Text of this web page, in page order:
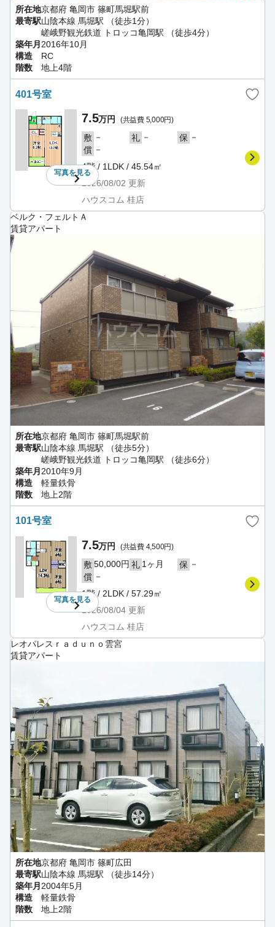
所在地京都府 亀岡市 篠町馬堀駅前
最寄駅山陰本線 馬堀駅 （徒歩1分）
嵯峨野観光鉄道 トロッコ亀岡駅 （徒歩4分）
築年月 2016年10月
構造
RC
階数
地上4階
401号室
写真を見る
7.5万円 (共益費 5,000円)
敷 － 礼 － 保 －
償 －
4階 / 1LDK / 45.54㎡
2026/08/02 更新
ハウスコム 桂店
ベルク・フェルトＡ
賃貸アパート
所在地京都府 亀岡市 篠町馬堀駅前
最寄駅山陰本線 馬堀駅 （徒歩5分）
嵯峨野観光鉄道 トロッコ亀岡駅 （徒歩6分）
築年月 2010年9月
構造
軽量鉄骨
階数
地上2階
101号室
写真を見る
7.5万円 (共益費 4,500円)
敷50,000円 礼 1ヶ月 保 －
償 －
1階 / 2LDK / 57.29㎡
2026/08/04 更新
ハウスコム 桂店
レオパレスｒａｄｕｎｏ雲宮
賃貸アパート
所在地京都府 亀岡市 篠町広田
最寄駅山陰本線 馬堀駅 （徒歩14分）
築年月 2004年5月
構造
軽量鉄骨
階数
地上2階